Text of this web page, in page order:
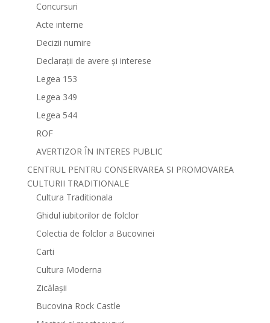
Concursuri
Acte interne
Decizii numire
Declarații de avere și interese
Legea 153
Legea 349
Legea 544
ROF
AVERTIZOR ÎN INTERES PUBLIC
CENTRUL PENTRU CONSERVAREA SI PROMOVAREA
CULTURII TRADITIONALE
Cultura Traditionala
Ghidul iubitorilor de folclor
Colectia de folclor a Bucovinei
Carti
Cultura Moderna
Zicălașii
Bucovina Rock Castle